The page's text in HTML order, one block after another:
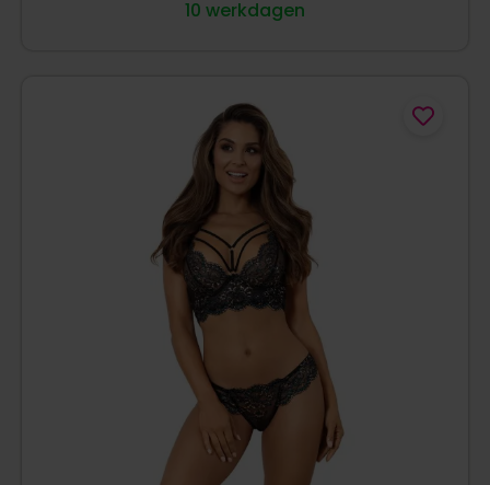
10 werkdagen